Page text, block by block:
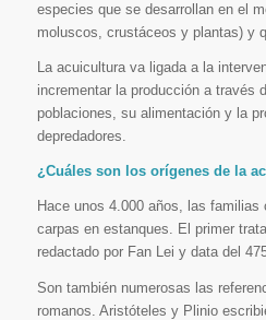
especies que se desarrollan en el
moluscos, crustáceos y plantas) y
La acuicultura va ligada a la
incrementar la producción a través
poblaciones, su alimentación y la
depredadores.
¿Cuáles son los orígenes de la
Hace unos 4.000 años, las
carpas en estanques. El primer
redactado por Fan Lei y data del
Son también numerosas las
romanos. Aristóteles y Plinio